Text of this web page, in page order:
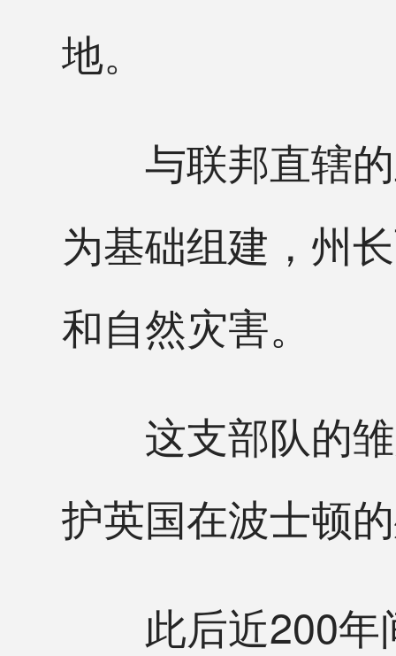
地。
与联邦直辖的
为基础组建，州
和自然灾害。
这支部队的雏
护英国在波士顿
此后近200年